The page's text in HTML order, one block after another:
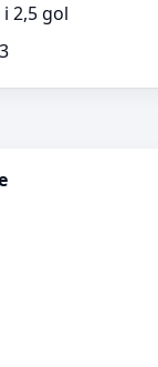
2,5 gol